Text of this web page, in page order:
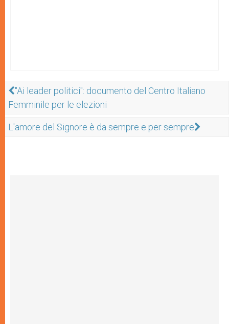
"Ai leader politici": documento del Centro Italiano
Femminile per le elezioni
L'amore del Signore è da sempre e per sempre